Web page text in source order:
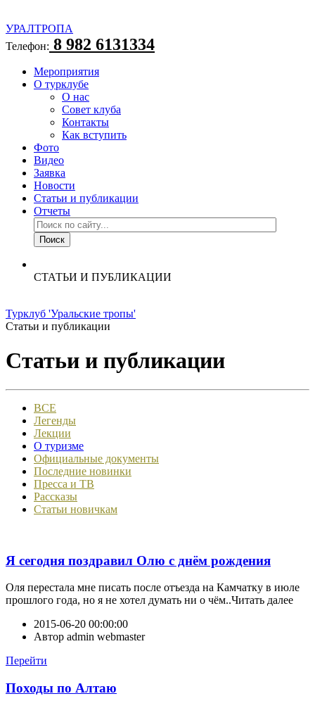
УРАЛТРОПА
Телефон: 8 982 6131334
Мероприятия
О турклубе
О нас
Совет клуба
Контакты
Как вступить
Фото
Видео
Заявка
Новости
Статьи и публикации
Отчеты
СТАТЬИ И ПУБЛИКАЦИИ
Турклуб 'Уральские тропы'
Статьи и публикации
Статьи и публикации
ВСЕ
Легенды
Лекции
О туризме
Официальные документы
Последние новинки
Пресса и ТВ
Рассказы
Статьи новичкам
Я сегодня поздравил Олю с днём рождения
Оля перестала мне писать после отъезда на Камчатку в июле
прошлого года, но я не хотел думать ни о чём..Читать далее
2015-06-20 00:00:00
Автор admin webmaster
Перейти
Походы по Алтаю